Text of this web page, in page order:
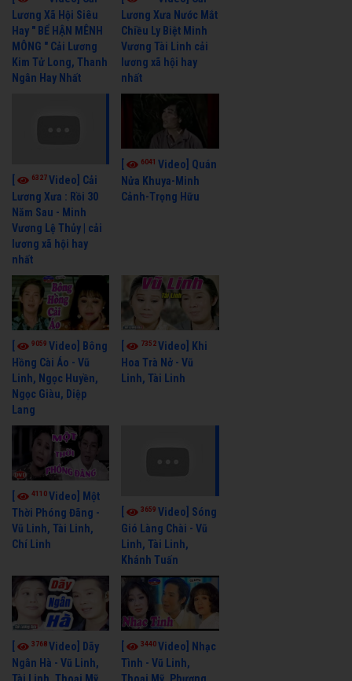
Lương Xã Hội Siêu
Hay " BỂ HẬN MÊNH
MÔNG " Cải Lương
Kim Tử Long, Thanh
Ngân Hay Nhất
Lương Xưa Nước Mắt
Chiều Ly Biệt Minh
Vương Tài Linh cải
lương xã hội hay
nhất
6327Video] Cải
Lương Xưa : Rồi 30
Năm Sau - Minh
Vương Lệ Thủy | cải
lương xã hội hay
nhất
6041Video] Quán
Nửa Khuya-Minh
Cảnh-Trọng Hữu
9059 Video] Bông
Hồng Cài Áo - Vũ
Linh, Ngọc Huyền,
Ngọc Giàu, Diệp
Lang
7352Video] Khi
Hoa Trà Nở - Vũ
Linh, Tài Linh
4110Video] Một
Thời Phóng Đãng -
Vũ Linh, Tài Linh,
Chí Linh
3659Video] Sóng
Gió Làng Chài - Vũ
Linh, Tài Linh,
Khánh Tuấn
3768Video] Dãy
Ngân Hà - Vũ Linh,
Tài Linh, Thoại Mỹ
3440Video] Nhạc
Tình - Vũ Linh,
Thoại Mỹ, Phương